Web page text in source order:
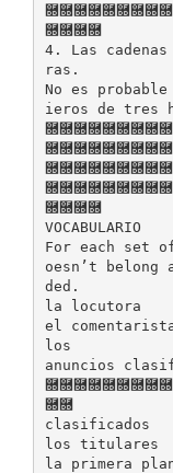
࿝࿝࿝࿝
4. Las
ras.
No es
ieros de tres
࿝࿝࿝࿝
VOCABULARIO
For each set
oesn’t
ded.
la locutora
el
los
anuncios
࿝࿝
clasificados
los titulares
la primera